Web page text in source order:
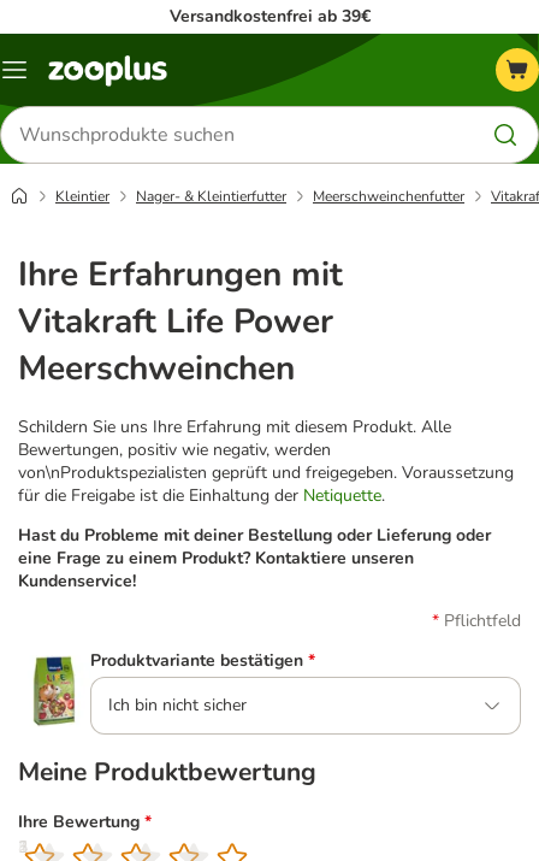
Versandkostenfrei ab 39€
Menü
Produkte
suchen
Kleintier Nager- & Kleintierfutter Meerschweinchenfutter
Ihre Erfahrungen mit
Vitakraft Life Power
Meerschweinchen
Schildern Sie uns Ihre Erfahrung mit diesem Produkt. Alle
Bewertungen, positiv wie negativ, werden
von\nProduktspezialisten geprüft und freigegeben. Voraussetzung
für die Freigabe ist die Einhaltung der Netiquette.
Hast du Probleme mit deiner Bestellung oder Lieferung oder
eine Frage zu einem Produkt? Kontaktiere unseren
Kundenservice!
Pflichtfeld
Produktvariante bestätigen *
Ich bin nicht sicher
Meine Produktbewertung
Ihre Bewertung *
1
2
3
4
5